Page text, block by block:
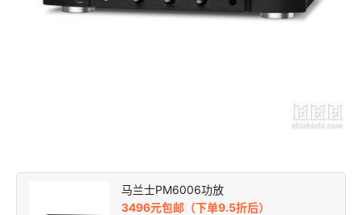
马兰士PM6006功放
3496元包邮（下单9.5折后）